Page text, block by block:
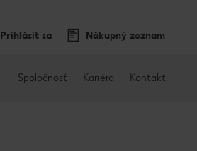
Prihlásiť sa Nákupný zoznam
Spoločnosť Kariéra Kontakt